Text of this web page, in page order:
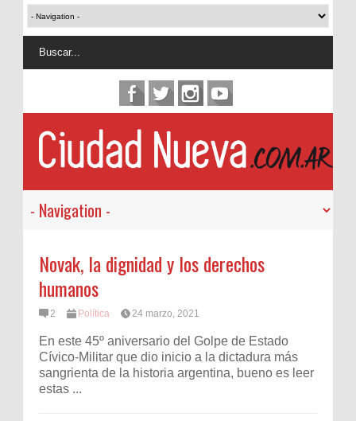
Novak, la dignidad y los derechos
humanos
2 Política 24 marzo, 2021
En este 45º aniversario del Golpe de Estado
Cívico-Militar que dio inicio a la dictadura más
sangrienta de la historia argentina, bueno es leer
estas ...